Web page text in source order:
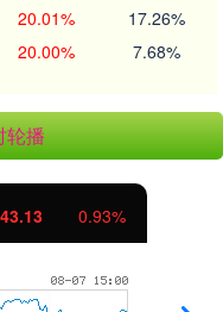
20.01% 17.26%
20.00% 7.68%
轮播
11.37 1.01%